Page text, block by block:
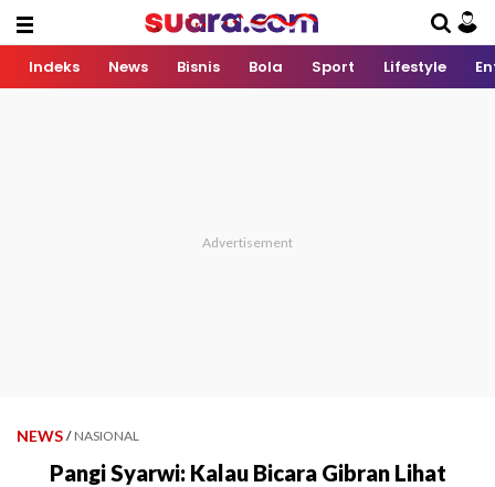
Indeks News Bisnis Bola Sport Lifestyle
NEWS / NASIONAL
Pangi Syarwi: Kalau Bicara Gibran Lihat